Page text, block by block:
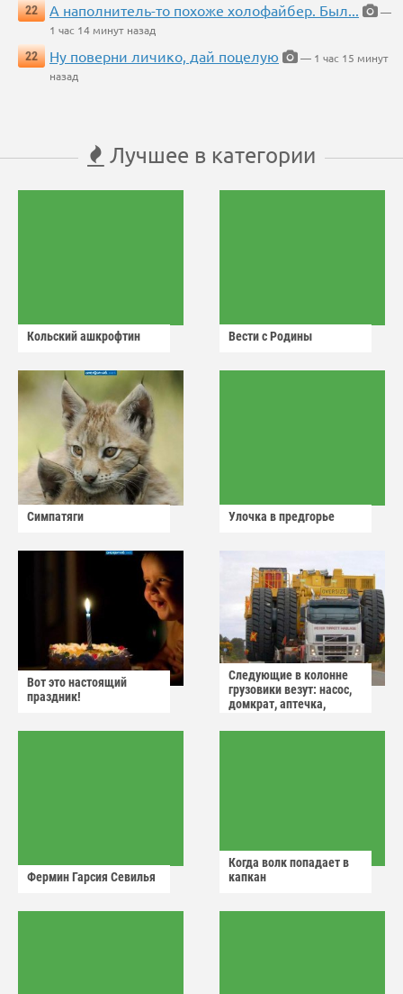
22
А наполнитель-то похоже холофайбер. Был...
—
1 час 14 минут назад
22
Ну поверни личико, дай поцелую
— 1 час 15 минут
назад
Лучшее в категории
Кольский ашкрофтин Вести с Родины
Симпатяги Улочка в предгорье
Вот это настоящий
праздник!
Следующие в колонне
грузовики везут: насос,
домкрат, аптечка,
Фермин Гарсия Севилья
Когда волк попадает в
капкан